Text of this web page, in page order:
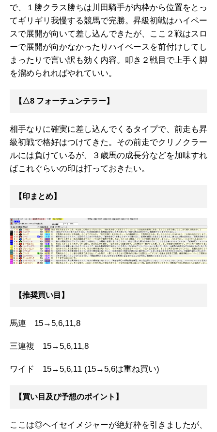
で、１勝クラス勝ちは川田騎手が内枠から位置をとっ
てギリギリ我慢する競馬で完勝。昇級初戦はハイペー
スで展開が向いて差し込んできたが、ここ２戦はスロ
ーで展開が向かなかったりハイペースを前付けしてし
まったりで言い訳も効く内容。叩き２戦目で上手く脚
を溜められればやれていい。
【△8 フォーチュンテラー】
相手なりに確実に差し込んでくるタイプで、前走も昇
級初戦で格好はつけてきた。その前走でクリノクラー
ルには負けているが、３歳馬の成長分などを加味すれ
ばこれぐらいの印は打っておきたい。
【印まとめ】
【推奨買い目】
馬連 15→5,6,11,8
三連複 15→5,6,11,8
ワイド 15→5,6,11 (15→5,6は重ね買い)
【買い目及び予想のポイント】
ここは◎ヘイセイメジャーが絶好枠を引きましたが、